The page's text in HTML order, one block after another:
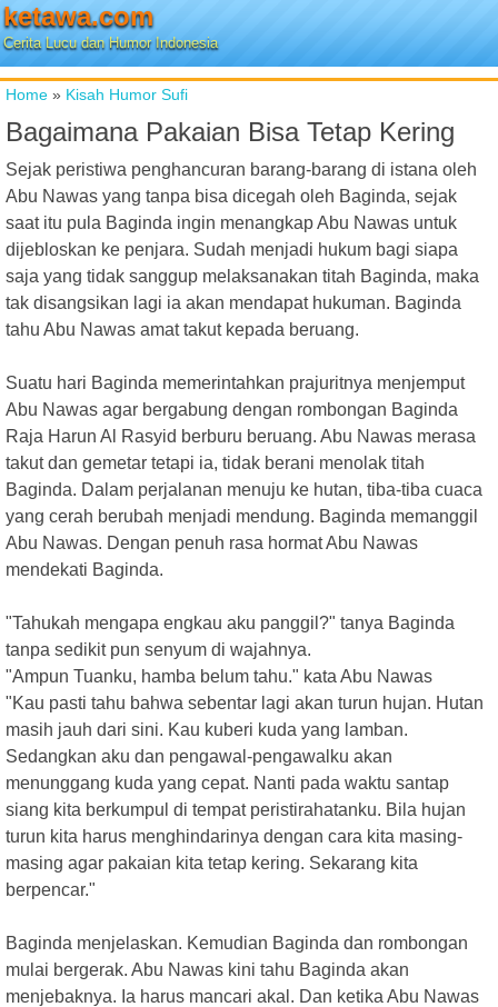
ketawa.com
Cerita Lucu dan Humor Indonesia
Home » Kisah Humor Sufi
Bagaimana Pakaian Bisa Tetap Kering
Sejak peristiwa penghancuran barang-barang di istana oleh
Abu Nawas yang tanpa bisa dicegah oleh Baginda, sejak
saat itu pula Baginda ingin menangkap Abu Nawas untuk
dijebloskan ke penjara. Sudah menjadi hukum bagi siapa
saja yang tidak sanggup melaksanakan titah Baginda, maka
tak disangsikan lagi ia akan mendapat hukuman. Baginda
tahu Abu Nawas amat takut kepada beruang.
Suatu hari Baginda memerintahkan prajuritnya menjemput
Abu Nawas agar bergabung dengan rombongan Baginda
Raja Harun Al Rasyid berburu beruang. Abu Nawas merasa
takut dan gemetar tetapi ia, tidak berani menolak titah
Baginda. Dalam perjalanan menuju ke hutan, tiba-tiba cuaca
yang cerah berubah menjadi mendung. Baginda memanggil
Abu Nawas. Dengan penuh rasa hormat Abu Nawas
mendekati Baginda.
"Tahukah mengapa engkau aku panggil?" tanya Baginda
tanpa sedikit pun senyum di wajahnya.
"Ampun Tuanku, hamba belum tahu." kata Abu Nawas
"Kau pasti tahu bahwa sebentar lagi akan turun hujan. Hutan
masih jauh dari sini. Kau kuberi kuda yang lamban.
Sedangkan aku dan pengawal-pengawalku akan
menunggang kuda yang cepat. Nanti pada waktu santap
siang kita berkumpul di tempat peristirahatanku. Bila hujan
turun kita harus menghindarinya dengan cara kita masing-
masing agar pakaian kita tetap kering. Sekarang kita
berpencar."
Baginda menjelaskan. Kemudian Baginda dan rombongan
mulai bergerak. Abu Nawas kini tahu Baginda akan
menjebaknya. Ia harus mancari akal. Dan ketika Abu Nawas